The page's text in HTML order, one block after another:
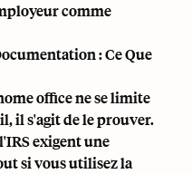
comme
: Ce Que
office ne se limite
il s'agit de le prouver.
exigent une
si vous utilisez la